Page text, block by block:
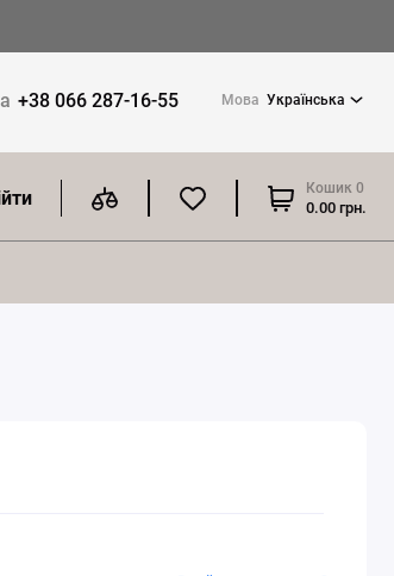
+38 066 287-16-55 Мова Українська
Кошик 0
0.00 грн.